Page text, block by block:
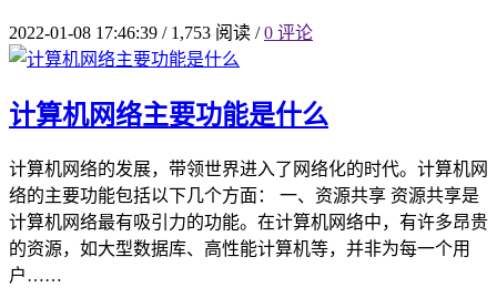
2022-01-08 17:46:39 /1,753 阅读 / 0 评论
计算机网络主要功能是什么
计算机网络的发展，带领世界进入了网络化的时代。计算机网
络的主要功能包括以下几个方面： 一、资源共享 资源共享是
计算机网络最有吸引力的功能。在计算机网络中，有许多昂贵
的资源，如大型数据库、高性能计算机等，并非为每一个用
户……